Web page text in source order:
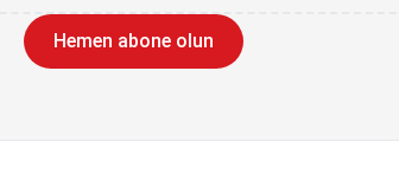
Hemen abone olun